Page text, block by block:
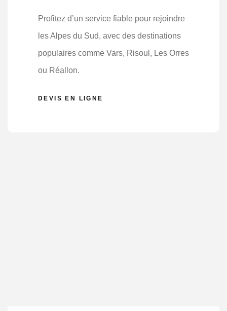
Profitez d’un service fiable pour rejoindre
les Alpes du Sud, avec des destinations
populaires comme Vars, Risoul, Les Orres
ou Réallon.
DEVIS EN LIGNE